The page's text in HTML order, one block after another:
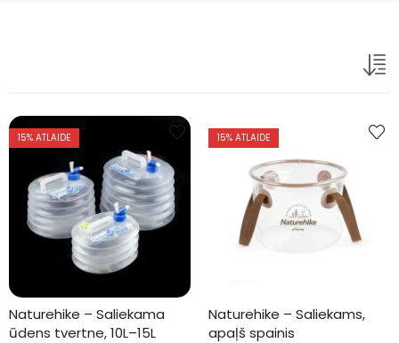
15% ATLAIDE
Naturehike – Saliekama
ūdens tvertne, 10L–15L
15% ATLAIDE
Naturehike – Saliekams,
apaļš spainis